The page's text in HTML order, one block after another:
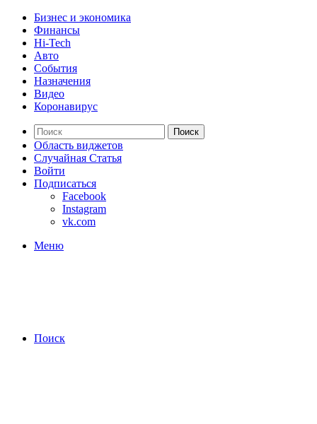
Бизнес и экономика
Финансы
Hi-Tech
Авто
События
Назначения
Видео
Коронавирус
Поиск
Область виджетов
Случайная Статья
Войти
Подписаться
Facebook
Instagram
vk.com
Меню
Поиск